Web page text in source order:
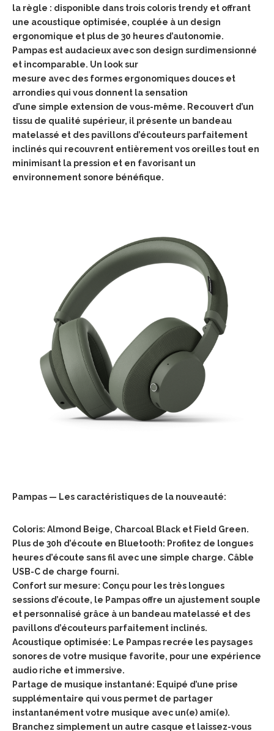
la règle : disponible dans trois coloris trendy et offrant
une acoustique optimisée, couplée à un design
ergonomique et plus de 30 heures d’autonomie.
Pampas est audacieux avec son design surdimensionné
et incomparable. Un look sur
mesure avec des formes ergonomiques douces et
arrondies qui vous donnent la sensation
d’une simple extension de vous-même. Recouvert d’un
tissu de qualité supérieur, il présente un bandeau
matelassé et des pavillons d’écouteurs parfaitement
inclinés qui recouvrent entièrement vos oreilles tout en
minimisant la pression et en favorisant un
environnementsonore bénéfique.
Pampas — Les caractéristiques de la nouveauté:
Coloris: Almond Beige, Charcoal Black et Field Green.
Plus de 30h d’écoute en Bluetooth: Profitez de longues
heures d’écoute sans fil avec une simple charge. Câble
USB-C de charge fourni.
Confort sur mesure: Conçu pour les très longues
sessions d’écoute, le Pampas offre un ajustement souple
et personnalisé grâce à un bandeau matelassé et des
pavillons d’écouteurs parfaitement inclinés.
Acoustique optimisée: Le Pampas recrée les paysages
sonores de votre musique favorite, pour une expérience
audio riche et immersive.
Partage de musique instantané: Equipé d’une prise
supplémentaire qui vous permet de partager
instantanément votre musique avec un(e) ami(e).
Branchez simplement un autre casque et laissez-vous